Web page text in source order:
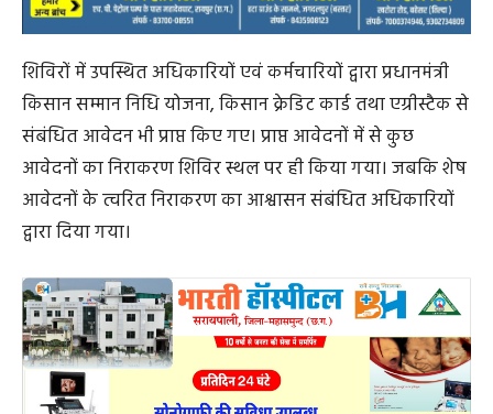
शिविरों में उपस्थित अधिकारियों एवं कर्मचारियों द्वारा प्रधानमंत्री
किसान सम्मान निधि योजना, किसान क्रेडिट कार्ड तथा एग्रीस्टैक से
संबंधित आवेदन भी प्राप्त किए गए। प्राप्त आवेदनों में से कुछ
आवेदनों का निराकरण शिविर स्थल पर ही किया गया। जबकि शेष
आवेदनों के त्वरित निराकरण का आश्वासन संबंधित अधिकारियों
द्वारा दिया गया।